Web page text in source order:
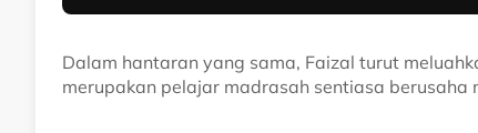
Dalam hantaran yang sama, Faizal turut
merupakan pelajar madrasah sentiasa